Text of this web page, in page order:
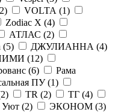
2) VOLTA (1)
Zodiac X (4)
АТЛАС (2)
(5) ДЖУЛИАННА (4)
(12)
(6)
Рама
ПУ (1)
2) ТR (2) ТГ (4)
Уют (2) ЭКОНОМ (3)